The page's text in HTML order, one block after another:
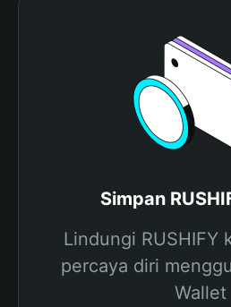
Simpan
Lindungi RUSHIFY
percaya diri
Wallet